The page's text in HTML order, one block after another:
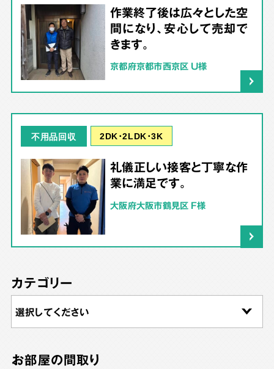
作業終了後は広々とした空
間になり、安心して売却で
きます。
京都府京都市西京区 U様
不用品回収 2DK･2LDK･3K
礼儀正しい接客と丁寧な作
業に満足です。
大阪府大阪市鶴見区 F様
カテゴリー
お部屋の間取り